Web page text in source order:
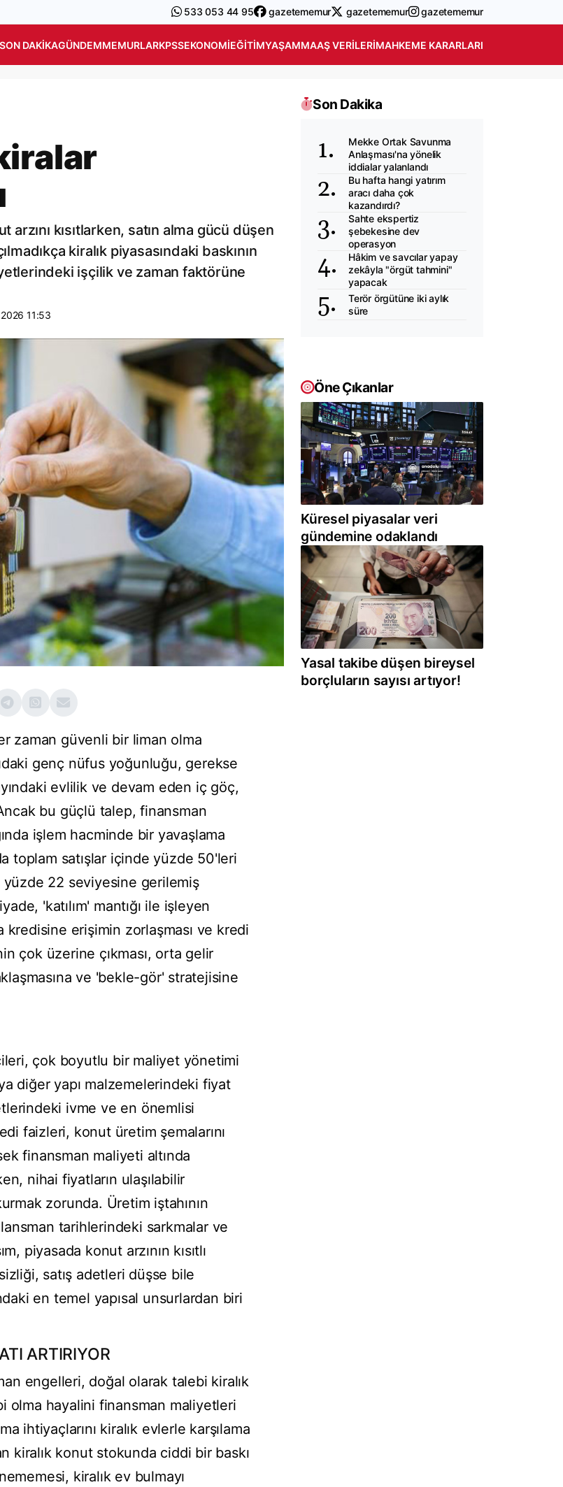
533 053 44 95 gazetememur gazetememur gazetememur
SON DAKIKAGÜNDEMMEMURLARKPSSEKONOMIEĞITIMYAŞAMMAAŞ VERILERIMAHKEME KARARLARI
kısıtlarken, satın alma gücü düşen
kiralık piyasasındaki baskının
işçilik ve zaman faktörüne
11:53
zaman güvenli bir liman olma
genç nüfus yoğunluğu, gerekse
evlilik ve devam eden iç göç,
bu güçlü talep, finansman
işlem hacminde bir yavaşlama
toplam satışlar içinde yüzde 50'leri
yüzde 22 seviyesine gerilemiş
'katılım' mantığı ile işleyen
erişimin zorlaşması ve kredi
çok üzerine çıkması, orta gelir
ve 'bekle-gör' stratejisine
çok boyutlu bir maliyet yönetimi
diğer yapı malzemelerindeki fiyat
ivme ve en önemlisi
faizleri, konut üretim şemalarını
finansman maliyeti altında
nihai fiyatların ulaşılabilir
zorunda. Üretim iştahının
tarihlerindeki sarkmalar ve
piyasada konut arzının kısıtlı
satış adetleri düşse bile
en temel yapısal unsurlardan biri
ARTIRIYOR
engelleri, doğal olarak talebi kiralık
olma hayalini finansman maliyetleri
ihtiyaçlarını kiralık evlerle karşılama
kiralık konut stokunda ciddi bir baskı
kiralık ev bulmayı
Son Dakika
Mekke Ortak Savunma
Anlaşması'na yönelik
iddialar yalanlandı
Bu hafta hangi yatırım
aracı daha çok
kazandırdı?
Sahte ekspertiz
şebekesine dev
operasyon
Hâkim ve savcılar yapay
zekâyla "örgüt tahmini"
yapacak
Terör örgütüne iki aylık
süre
Öne Çıkanlar
Küresel piyasalar veri
gündemine odaklandı
Yasal takibe düşen bireysel
borçluların sayısı artıyor!